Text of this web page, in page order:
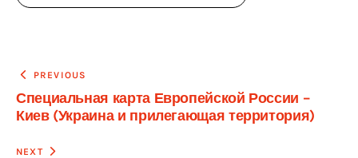
Навигация
по
записям
PREVIOUS
Специальная карта Европейской России –
Киев (Украина и прилегающая территория)
NEXT